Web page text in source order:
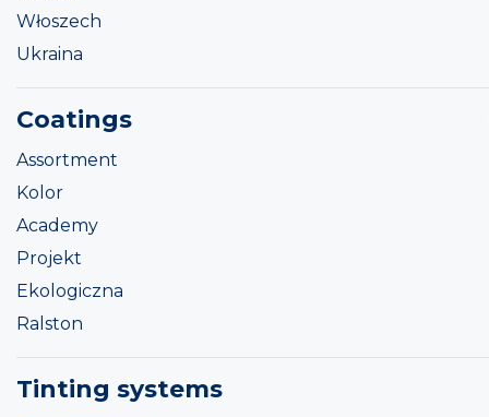
Włoszech
Ukraina
Coatings
Assortment
Kolor
Academy
Projekt
Ekologiczna
Ralston
Tinting systems